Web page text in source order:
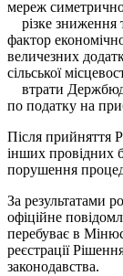
мереж
різке зниження
фактор
величезних
сільської
втрати
по податку на
Після прийняття
інших провідних
порушення
За результатами
офіційне
перебуває в
реєстрації
законодавства.